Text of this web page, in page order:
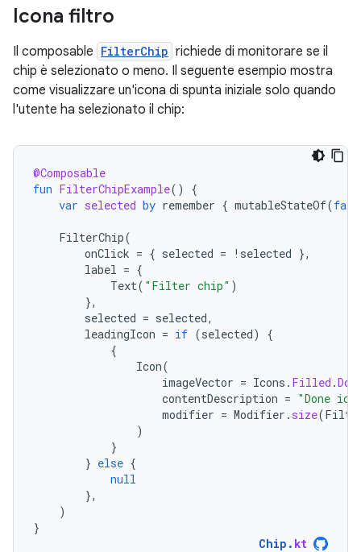
Icona filtro
Il composable FilterChip richiede di monitorare se il
chip è selezionato o meno. Il seguente esempio mostra
come visualizzare un'icona di spunta iniziale solo quando
l'utente ha selezionato il chip:
@Composable
fun FilterChipExample()
{
var selected by remember { mutableStateOf(
FilterChip(
onClick = { selected = ! selected },
label = {
Text( "Filter chip" )
},
selected = selected,
leadingIcon = if (selected)
{
{
Icon(
imageVector = Icons . Filled .
contentDescription = "Done
modifier = Modifier . size(
)
}
} else {
null
},
)
}
Chip . kt